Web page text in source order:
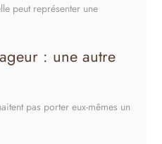
peut représenter une
: une autre
pas porter eux-mêmes un